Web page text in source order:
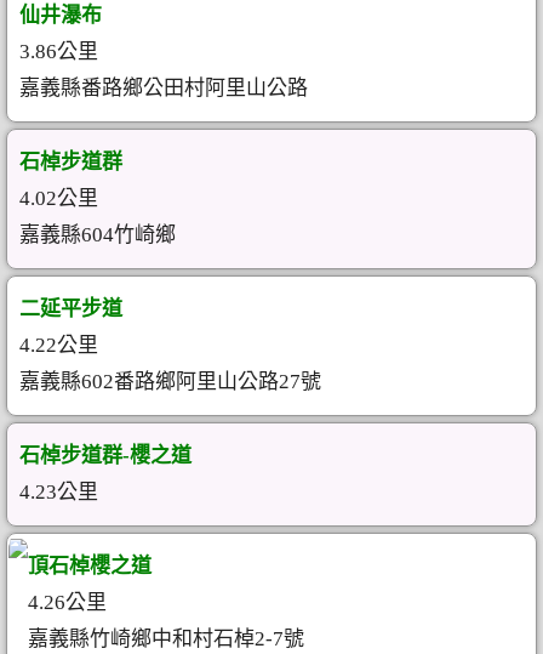
仙井瀑布
3.86公里
嘉義縣番路鄉公田村阿里山公路
石棹步道群
4.02公里
嘉義縣604竹崎鄉
二延平步道
4.22公里
嘉義縣602番路鄉阿里山公路27號
石棹步道群-櫻之道
4.23公里
頂石棹櫻之道
4.26公里
嘉義縣竹崎鄉中和村石棹2-7號